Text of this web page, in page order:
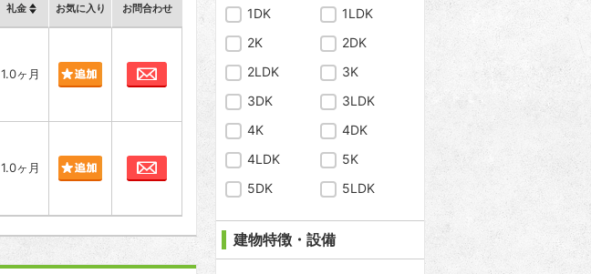
礼金 お気に入り お問合わせ
1.0ヶ月 お問合わせ
1.0ヶ月 お問合わせ
1DK
1LDK
2K
2DK
2LDK
3K
3DK
3LDK
4K
4DK
4LDK
5K
5DK
5LDK
建物特徴・設備